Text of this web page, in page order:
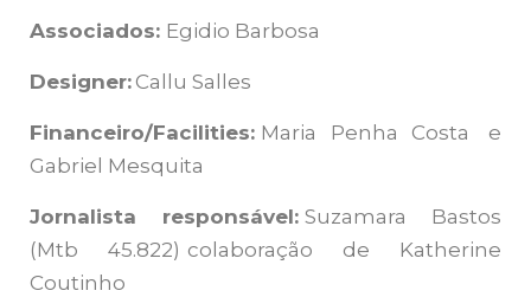
Associados: Egidio Barbosa
Designer: Callu Salles
Financeiro/Facilities: Maria Penha Costa e
Gabriel Mesquita
Jornalista responsável: Suzamara Bastos
(Mtb 45.822) colaboração de Katherine
Coutinho